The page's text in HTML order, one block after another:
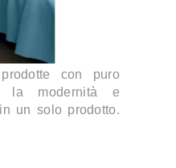
con puro
la modernità e
un solo prodotto.